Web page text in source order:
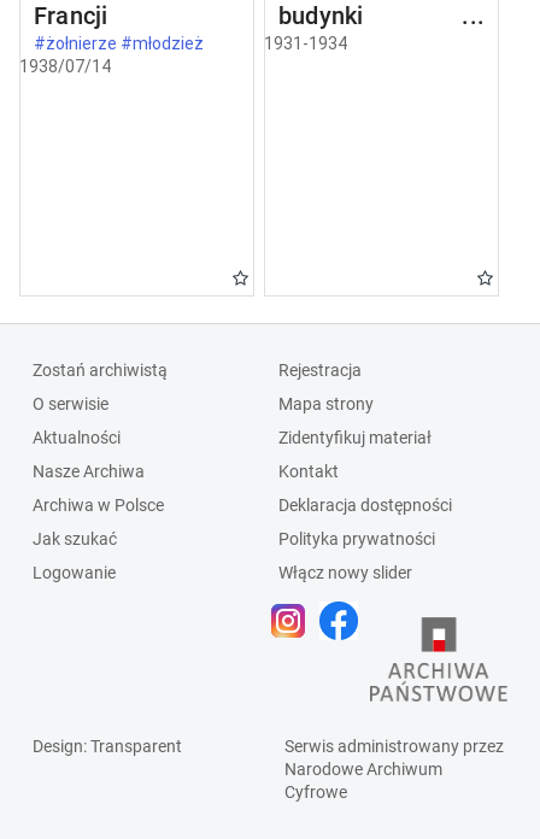
Francji
#żołnierze #młodzież
1938/07/14
budynki w
Częstochowie
1931-1934
Zostań archiwistą
O serwisie
Aktualności
Nasze Archiwa
Archiwa w Polsce
Jak szukać
Logowanie
Rejestracja
Mapa strony
Zidentyfikuj materiał
Kontakt
Deklaracja dostępności
Polityka prywatności
Włącz nowy slider
Design: Transparent
Serwis administrowany przez
Narodowe Archiwum
Cyfrowe